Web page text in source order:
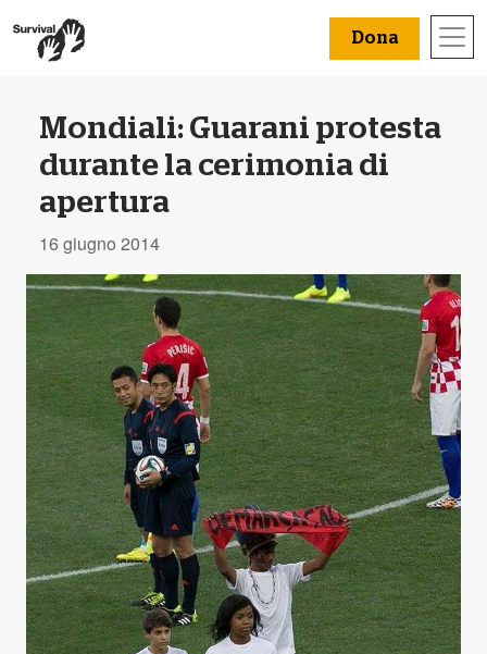
Dona
Mondiali: Guarani protesta
durante la cerimonia di
apertura
16 giugno 2014